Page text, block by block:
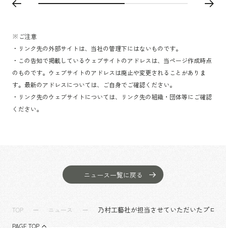
※ご注意
・リンク先の外部サイトは、当社の管理下にはないものです。
・この告知で掲載しているウェブサイトのアドレスは、当ページ作成時点
のものです。ウェブサイトのアドレスは廃止や変更されることがありま
す。最新のアドレスについては、ご自身でご確認ください。
・リンク先のウェブサイトについては、リンク先の組織・団体等にご確認
ください。
ニュース一覧に戻る
TOP ニュース 乃村工藝社が担当させていただいたプロジ
PAGE TOP